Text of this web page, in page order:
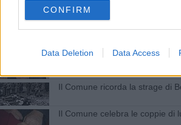
CONFIRM
Data Deletion Data Access
Dopo il restauro scatta il
Scambio di saluti tra il sindaco
Il Comune ricorda la strage di
Il Comune celebra le coppie di